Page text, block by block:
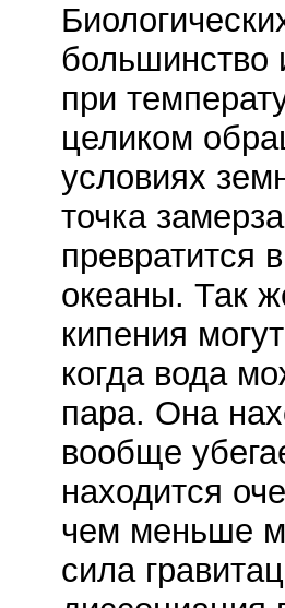
большинство
при
целиком
условиях
точка
превратится
океаны. Так
кипения
когда вода
пара. Она
вообще
находится
чем меньше
сила